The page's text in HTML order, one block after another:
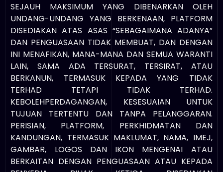
SEJAUH MAKSIMUM YANG DIBENARKAN OLEH
UNDANG-UNDANG YANG BERKENAAN, PLATFORM
DISEDIAKAN ATAS ASAS “SEBAGAIMANA ADANYA”
DAN PENGUASAAN TIDAK MEMBUAT, DAN DENGAN
INI MENAFIKAN, MANA-MANA DAN SEMUA WARANTI
LAIN, SAMA ADA TERSURAT, TERSIRAT, ATAU
BERKANUN, TERMASUK KEPADA YANG TIDAK
TERHAD TETAPI TIDAK TERHAD.
KEBOLEHPERDAGANGAN, KESESUAIAN UNTUK
TUJUAN TERTENTU DAN TANPA PELANGGARAN.
PERISIAN, PLATFORM, PERKHIDMATAN DAN
KANDUNGAN, TERMASUK MAKLUMAT, NAMA, IMEJ,
GAMBAR, LOGOS DAN IKON MENGENAI ATAU
BERKAITAN DENGAN PENGUASAAN ATAU KEPADA